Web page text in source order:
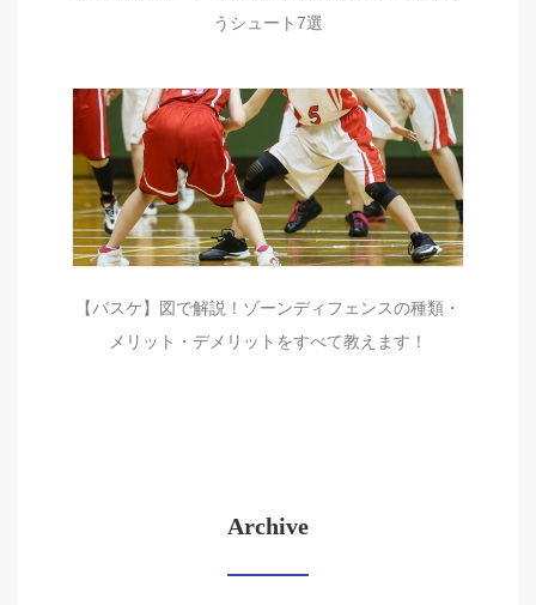
うシュート7選
【バスケ】図で解説！ゾーンディフェンスの種類・
メリット・デメリットをすべて教えます！
Archive